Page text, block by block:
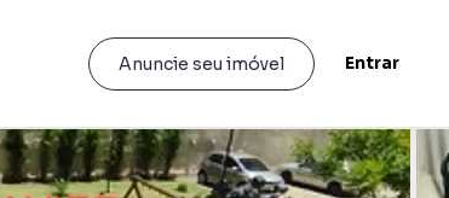
Anuncie seu imóvel Entrar